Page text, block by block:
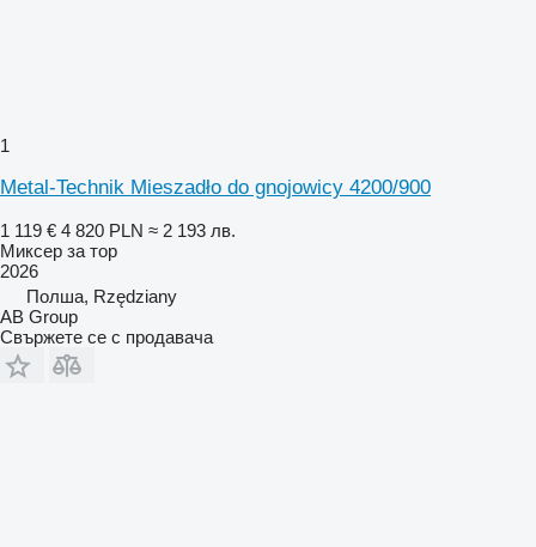
1
Metal-Technik Mieszadło do gnojowicy 4200/900
1 119 € 4 820 PLN ≈ 2 193 лв.
Миксер за тор
2026
Полша, Rzędziany
AB Group
Свържете се с продавача